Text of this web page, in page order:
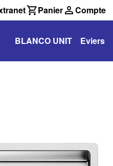
Panier Compte
BLANCO UNIT Eviers